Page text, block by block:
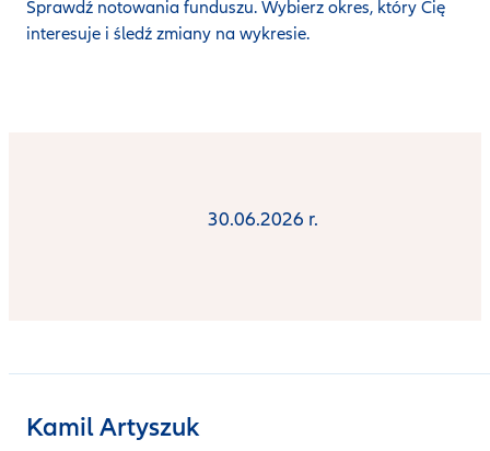
Sprawdź notowania funduszu. Wybierz okres, który Cię
interesuje i śledź zmiany na wykresie.
30.06.2026 r.
Kamil Artyszuk